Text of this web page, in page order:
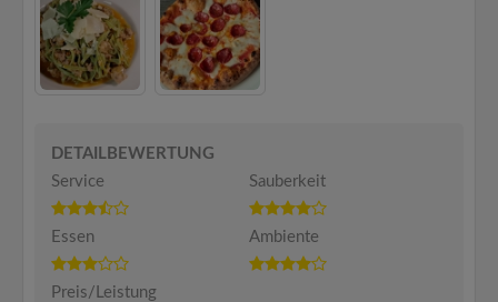
DETAILBEWERTUNG
Service
Sauberkeit
Essen Ambiente
Preis/Leistung